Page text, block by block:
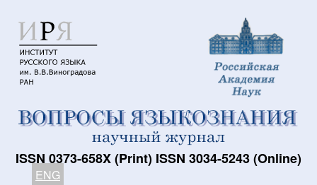
ISSN 0373-658X (Print) ISSN 3034-5243 (Online)
ENG